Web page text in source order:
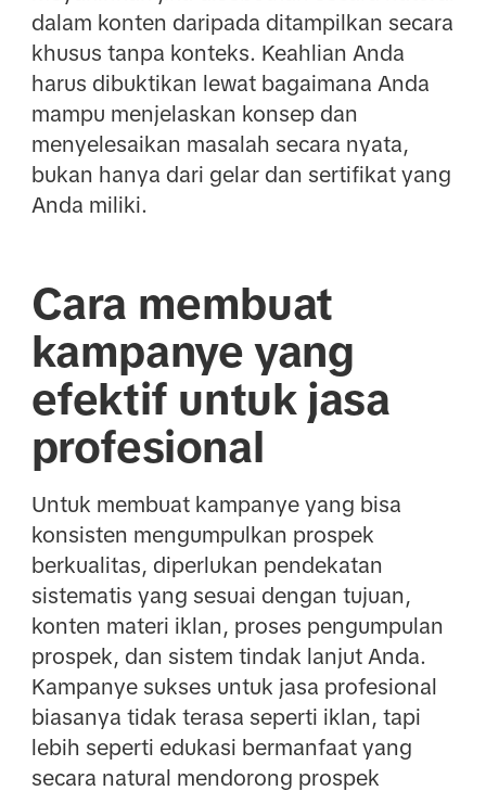
dalam konten daripada ditampilkan secara
khusus tanpa konteks. Keahlian Anda
harus dibuktikan lewat bagaimana Anda
mampu menjelaskan konsep dan
menyelesaikan masalah secara nyata,
bukan hanya dari gelar dan sertifikat yang
Anda miliki.
Cara membuat
kampanye yang
efektif untuk jasa
profesional
Untuk membuat kampanye yang bisa
konsisten mengumpulkan prospek
berkualitas, diperlukan pendekatan
sistematis yang sesuai dengan tujuan,
konten materi iklan, proses pengumpulan
prospek, dan sistem tindak lanjut Anda.
Kampanye sukses untuk jasa profesional
biasanya tidak terasa seperti iklan, tapi
lebih seperti edukasi bermanfaat yang
secara natural mendorong prospek